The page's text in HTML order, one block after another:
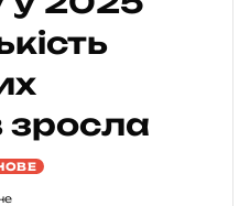
зросла